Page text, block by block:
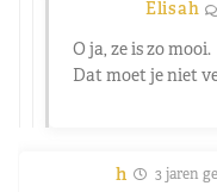
Elisah
O ja, ze is zo mooi.
Dat moet je niet
h 3 jaren